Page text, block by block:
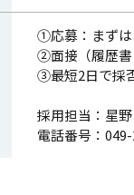
①応募：まずは
②面接（履歴書
③最短2日で採
採用担当：星野
電話番号：